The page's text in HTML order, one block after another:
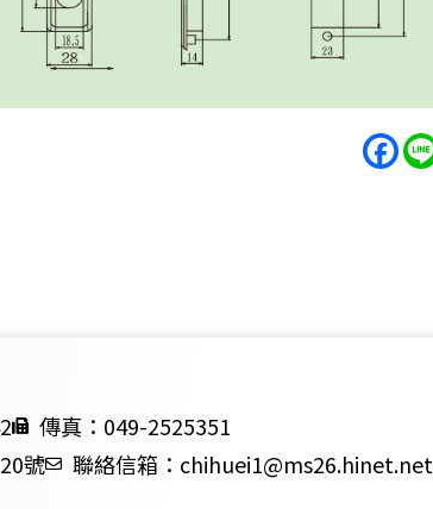
傳真：049-2525351
號
聯絡信箱：chihuei1@ms26.hinet.net